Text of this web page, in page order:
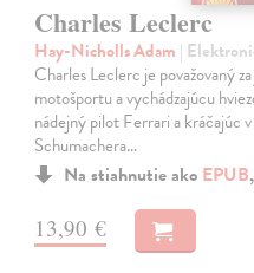
Charles Leclerc
Hay-Nicholls Adam |
Charles Leclerc je považovaný
motošportu a vychádzajúcu
nádejný pilot Ferrari a kráčajúc
Schumachera…
Na stiahnutie ako EPUB,
13,90 €